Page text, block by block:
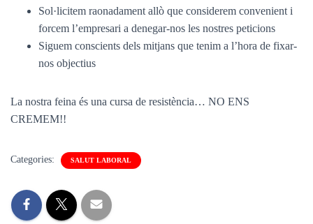
Sol·licitem raonadament allò que considerem convenient i
forcem l’empresari a denegar-nos les nostres peticions
Siguem conscients dels mitjans que tenim a l’hora de fixar-
nos objectius
La nostra feina és una cursa de resistència… NO ENS
CREMEM!!
Categories: SALUT LABORAL